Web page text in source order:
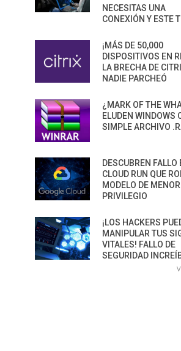
NECESITAS UNA
CONEXIÓN Y ESTE
¡MÁS DE 50,000
DISPOSITIVOS EN
LA BRECHA DE
NADIE PARCHEÓ
¿MARK OF THE
ELUDEN WINDOWS
SIMPLE ARCHIVO
DESCUBREN FALLO
CLOUD RUN QUE
MODELO DE MENOR
PRIVILEGIO
¡LOS HACKERS
MANIPULAR TUS
VITALES! FALLO DE
SEGURIDAD